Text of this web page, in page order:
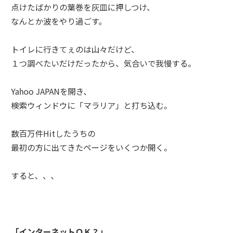
点けたばかりの葉巻を灰皿に押しつけ、
なんとか波をやり過ごす。
トイレに行きてぇのは山々だけど、
１つ調べたいだけだったから、気合いで我慢する。
Yahoo JAPANを開き、
検索ウィンドウに「マラリア」と打ち込む。
数百万件Hitしたうちの
最初の方に出てきたページをいくつか開く。
すると、、、